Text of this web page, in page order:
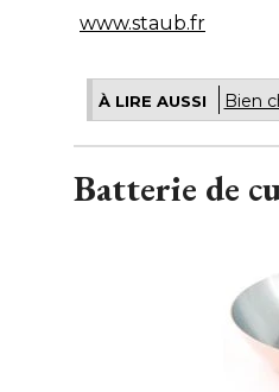
www.staub.fr
À LIRE AUSSI Bien
Batterie de